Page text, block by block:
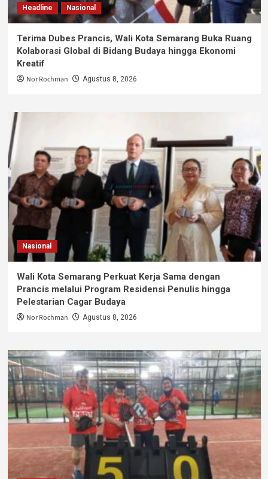
Headline Nasional
Terima Dubes Prancis, Wali Kota Semarang Buka Ruang
Kolaborasi Global di Bidang Budaya hingga Ekonomi
Kreatif
Nor Rochman Agustus 8, 2026
Nasional
Wali Kota Semarang Perkuat Kerja Sama dengan
Prancis melalui Program Residensi Penulis hingga
Pelestarian Cagar Budaya
Nor Rochman Agustus 8, 2026